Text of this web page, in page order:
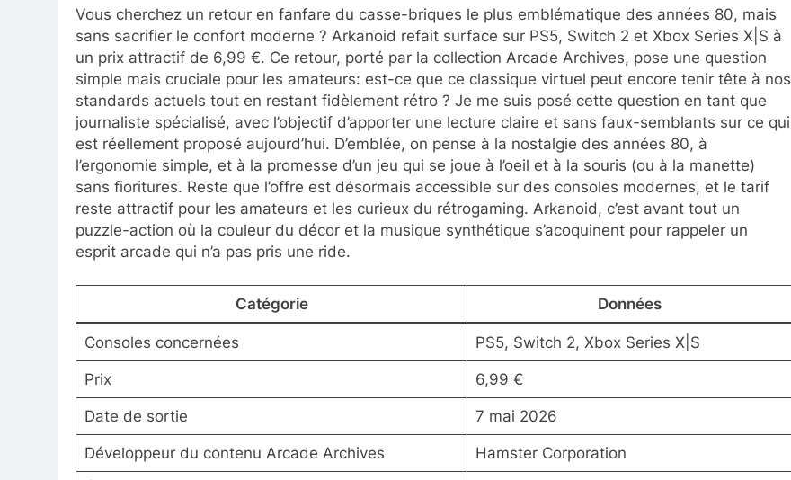
Vous cherchez un retour en fanfare du casse-briques le plus emblématique des années 80, mais
sans sacrifier le confort moderne ? Arkanoid refait surface sur PS5, Switch 2 et Xbox Series X|S à
un prix attractif de 6,99 €. Ce retour, porté par la collection Arcade Archives, pose une question
simple mais cruciale pour les amateurs: est-ce que ce classique virtuel peut encore tenir tête à nos
standards actuels tout en restant fidèlement rétro ? Je me suis posé cette question en tant que
journaliste spécialisé, avec l’objectif d’apporter une lecture claire et sans faux-semblants sur ce qui
est réellement proposé aujourd’hui. D’emblée, on pense à la nostalgie des années 80, à
l’ergonomie simple, et à la promesse d’un jeu qui se joue à l’oeil et à la souris (ou à la manette)
sans fioritures. Reste que l’offre est désormais accessible sur des consoles modernes, et le tarif
reste attractif pour les amateurs et les curieux du rétrogaming. Arkanoid, c’est avant tout un
puzzle-action où la couleur du décor et la musique synthétique s’acoquinent pour rappeler un
esprit arcade qui n’a pas pris une ride.
Catégorie Données
Consoles concernées PS5, Switch 2, Xbox Series X|S
Prix 6,99 €
Date de sortie 7 mai 2026
Développeur du contenu Arcade Archives Hamster Corporation